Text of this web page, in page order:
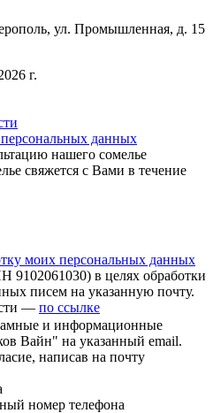
ул. Промышленная, д. 15
г.
данных
нашего сомелье
свяжется с Вами в течение
моих персональных данных
в целях обработки
писем на указанную почту.
— по ссылке
и информационные
Вайн" на указанный email.
написав на почту
номер телефона